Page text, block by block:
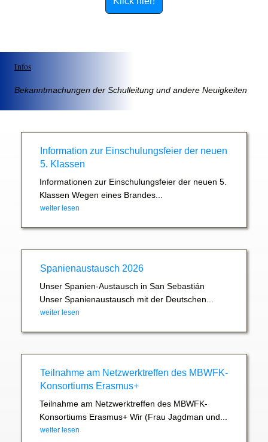
Infos
Bekanntmachungen der Schulleitung und andere Neuigkeiten
Information zur Einschulungsfeier der neuen
5. Klassen
Informationen zur Einschulungsfeier der neuen 5.
Klassen Wegen eines Brandes...
weiter lesen
Spanienaustausch 2026
Unser Spanien-Austausch in San Sebastián
Unser Spanienaustausch mit der Deutschen...
weiter lesen
Teilnahme am Netzwerktreffen des MBWFK-
Konsortiums Erasmus+
Teilnahme am Netzwerktreffen des MBWFK-
Konsortiums Erasmus+ Wir (Frau Jagdman und...
weiter lesen